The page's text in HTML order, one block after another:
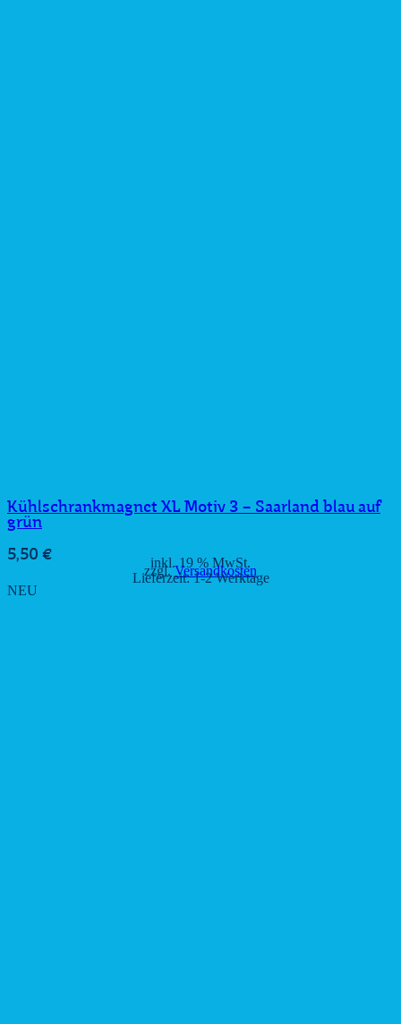
Kühlschrankmagnet XL Motiv 3 – Saarland blau auf
grün
5,50 € inkl. 19 % MwSt.
zzgl.Versandkosten
Lieferzeit:1-2 Werktage
NEU